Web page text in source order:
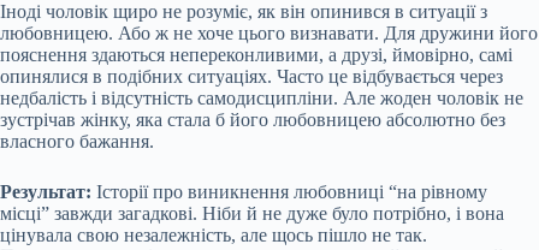
Іноді чоловік щиро не розуміє, як він опинився в ситуації з
любовницею. Або ж не хоче цього визнавати. Для дружини його
пояснення здаються непереконливими, а друзі, ймовірно, самі
опинялися в подібних ситуаціях. Часто це відбувається через
недбалість і відсутність самодисципліни. Але жоден чоловік не
зустрічав жінку, яка стала б його любовницею абсолютно без
власного бажання.
Результат: Історії про виникнення любовниці “на рівному
місці” завжди загадкові. Ніби й не дуже було потрібно, і вона
цінувала свою незалежність, але щось пішло не так.